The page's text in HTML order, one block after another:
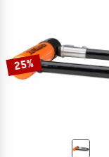
25%